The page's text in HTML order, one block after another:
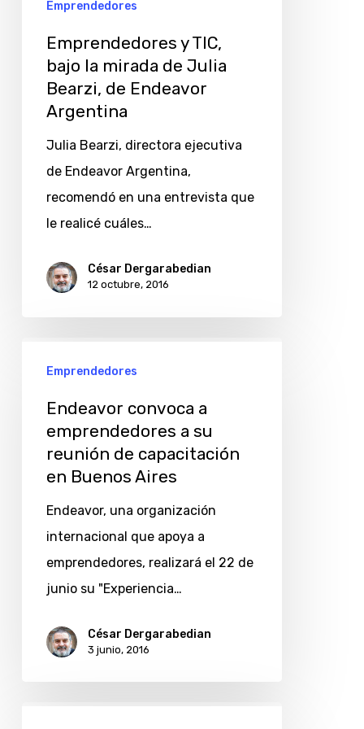
Emprendedores
Emprendedores y TIC,
bajo la mirada de Julia
Bearzi, de Endeavor
Argentina
Julia Bearzi, directora ejecutiva
de Endeavor Argentina,
recomendó en una entrevista que
le realicé cuáles…
César Dergarabedian
12 octubre, 2016
convoca
emprendedores
reunión
capacitación
Aires
Emprendedores
Endeavor convoca a
emprendedores a su
reunión de capacitación
en Buenos Aires
Endeavor, una organización
internacional que apoya a
emprendedores, realizará el 22 de
junio su "Experiencia…
César Dergarabedian
3 junio, 2016